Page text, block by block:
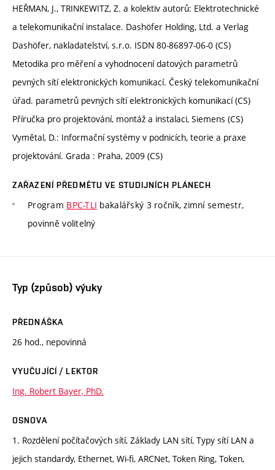
HEŘMAN, J., TRINKEWITZ, Z. a kolektiv autorů: Elektrotechnické
a telekomunikační instalace. Dashöfer Holding, Ltd. a Verlag
Dashöfer, nakladatelství, s.r.o. ISDN 80-86897-06-0 (CS)
Metodika pro měření a vyhodnocení datových parametrů
pevných sítí elektronických komunikací. Český telekomunikační
úřad. parametrů pevných sítí elektronických komunikací (CS)
Příručka pro projektování, montáž a instalaci, Siemens (CS)
Vymětal, D.: Informační systémy v podnicích, teorie a praxe
projektování. Grada : Praha, 2009 (CS)
ZAŘAZENÍ PŘEDMĚTU VE STUDIJNÍCH PLÁNECH
Program BPC-TLI bakalářský 3 ročník, zimní semestr,
povinně volitelný
Typ (způsob) výuky
PŘEDNÁŠKA
26 hod., nepovinná
VYUČUJÍCÍ / LEKTOR
Ing. Robert Bayer, PhD.
OSNOVA
1. Rozdělení počítačových sítí, Základy LAN sítí, Typy sítí LAN a
jejich standardy, Ethernet, Wi-fi, ARCNet, Token Ring, Token,